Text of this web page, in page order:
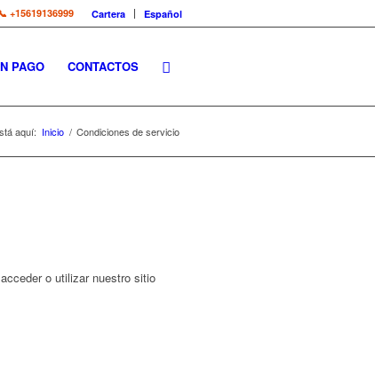
Cartera Español
+15619136999
PAGO CONTACTOS
aquí: Inicio / Condiciones de servicio
o utilizar nuestro sitio